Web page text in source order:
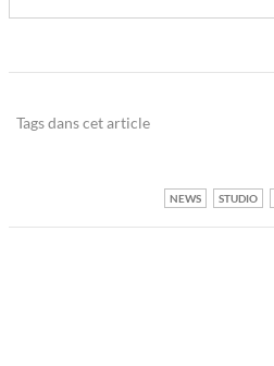
Tags dans cet article
NEWS STUDIO